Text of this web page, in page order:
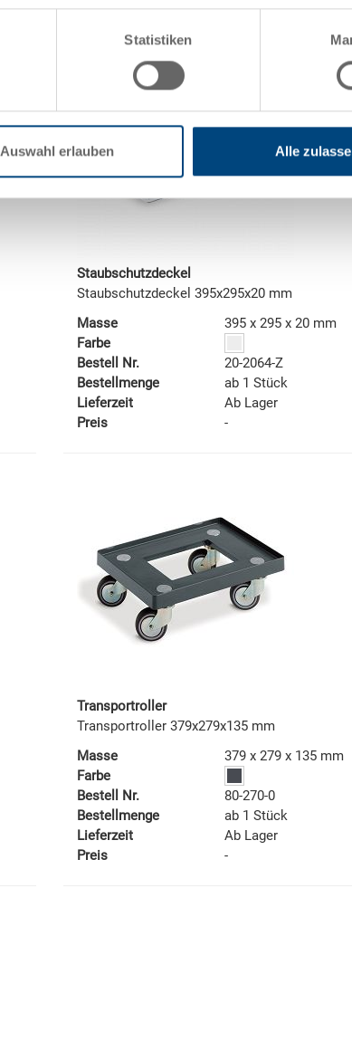
Statistiken
Auswahl erlauben Alle
Staubschutzdeckel
Staubschutzdeckel 395x295x20 mm
Masse
395 x 295 x 20 mm
Farbe
Bestell Nr.
20-2064-Z
Bestellmenge
ab 1 Stück
Lieferzeit
Ab Lager
Preis
-
Transportroller
Transportroller 379x279x135 mm
Masse
379 x 279 x 135 mm
Farbe
Bestell Nr.
80-270-0
Bestellmenge
ab 1 Stück
Lieferzeit
Ab Lager
Preis
-